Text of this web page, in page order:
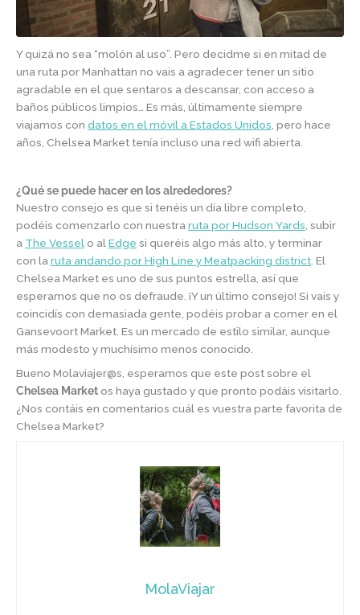
Y quizá no sea “molón al uso”. Pero decidme si en mitad de
una ruta por Manhattan no vais a agradecer tener un sitio
agradable en el que sentaros a descansar, con acceso a
baños públicos limpios… Es más, últimamente siempre
viajamos con datos en el móvil a Estados Unidos , pero hace
años, Chelsea Market tenía incluso una red wifi abierta.
¿Qué se puede hacer en los alrededores?
Nuestro consejo es que si tenéis un día libre completo,
podéis comenzarlo con nuestra ruta por Hudson Yards , subir
a The Vessel o al Edge si queréis algo más alto, y terminar
con la ruta andando por High Line y Meatpacking district . El
Chelsea Market es uno de sus puntos estrella, así que
esperamos que no os defraude. ¡Y un último consejo! Si vais y
coincidís con demasiada gente, podéis probar a comer en el
Gansevoort Market. Es un mercado de estilo similar, aunque
más modesto y muchísimo menos conocido.
Bueno Molaviajer@s, esperamos que este post sobre el
Chelsea Market os haya gustado y que pronto podáis visitarlo.
¿Nos contáis en comentarios cuál es vuestra parte favorita de
Chelsea Market?
MolaViajar